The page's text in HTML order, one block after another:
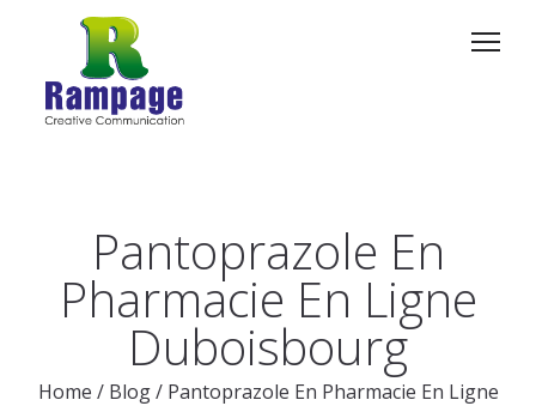
Pantoprazole En
Pharmacie En Ligne
Duboisbourg
Home / Blog /Pantoprazole En Pharmacie En Ligne